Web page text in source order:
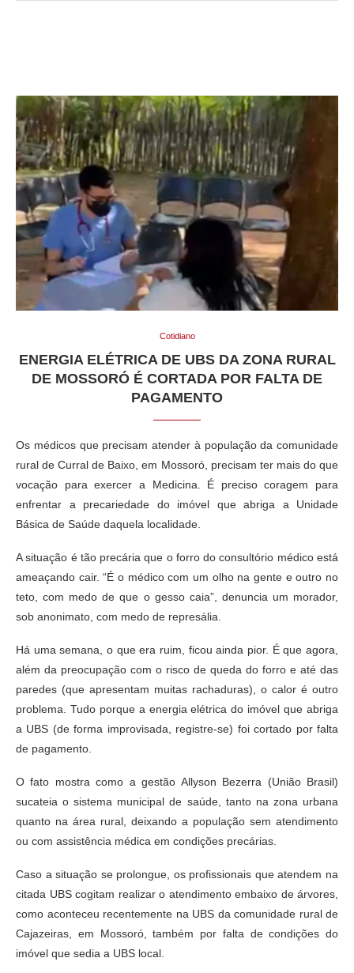
Cotidiano
ENERGIA ELÉTRICA DE UBS DA ZONA RURAL
DE MOSSORÓ É CORTADA POR FALTA DE
PAGAMENTO
Os médicos que precisam atender à população da comunidade
rural de Curral de Baixo, em Mossoró, precisam ter mais do que
vocação para exercer a Medicina. É preciso coragem para
enfrentar a precariedade do imóvel que abriga a Unidade
Básica de Saúde daquela localidade.
A situação é tão precária que o forro do consultório médico está
ameaçando cair. “É o médico com um olho na gente e outro no
teto, com medo de que o gesso caia”, denuncia um morador,
sob anonimato, com medo de represália.
Há uma semana, o que era ruim, ficou ainda pior. É que agora,
além da preocupação com o risco de queda do forro e até das
paredes (que apresentam muitas rachaduras), o calor é outro
problema. Tudo porque a energia elétrica do imóvel que abriga
a UBS (de forma improvisada, registre-se) foi cortado por falta
de pagamento.
O fato mostra como a gestão Allyson Bezerra (União Brasil)
sucateia o sistema municipal de saúde, tanto na zona urbana
quanto na área rural, deixando a população sem atendimento
ou com assistência médica em condições precárias.
Caso a situação se prolongue, os profissionais que atendem na
citada UBS cogitam realizar o atendimento embaixo de árvores,
como aconteceu recentemente na UBS da comunidade rural de
Cajazeiras, em Mossoró, também por falta de condições do
imóvel que sedia a UBS local.